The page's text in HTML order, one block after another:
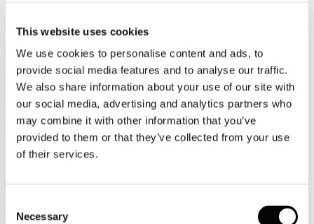
This website uses cookies
We use cookies to personalise content and ads, to
provide social media features and to analyse our traffic.
We also share information about your use of our site with
our social media, advertising and analytics partners who
may combine it with other information that you’ve
provided to them or that they’ve collected from your use
of their services.
Selection
Necessary
proposta dal Presidente designato Gianfranco Battisti, attuale
Direttore della Divisione Passeggeri Nazionale e Internazionale e
dell'Alta Velocità di Trenitalia SpA.
Marina Lalli Vice Presidente della Sezione Turismo di Confindustria
Bari e BAT sarà Vice Presidente Vicario, mentre Antonello De
Medici Presidente di Federturismo Veneto, Giorgio Palmucci
Presidente dell’Associazione Italiana Confindustria Alberghi e
Nardo Filippetti Presidente di Astoi Confindustria Viaggi saranno i
Vice Presidenti.
Roma, 15 giugno 2016